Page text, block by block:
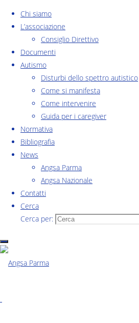
Salta al contenuto
Chi siamo
L’associazione
Consiglio Direttivo
Documenti
Autismo
Disturbi dello spettro autistico
Come si manifesta
Come intervenire
Guida per i caregiver
Normativa
Bibliografia
News
Angsa Parma
Angsa Nazionale
Contatti
Cerca
Cerca per:
Home "Video" Formato articolo
Video
angsa parma,Corsi
I nuovi Piani
personalizzati –
Marzo 16, 2021